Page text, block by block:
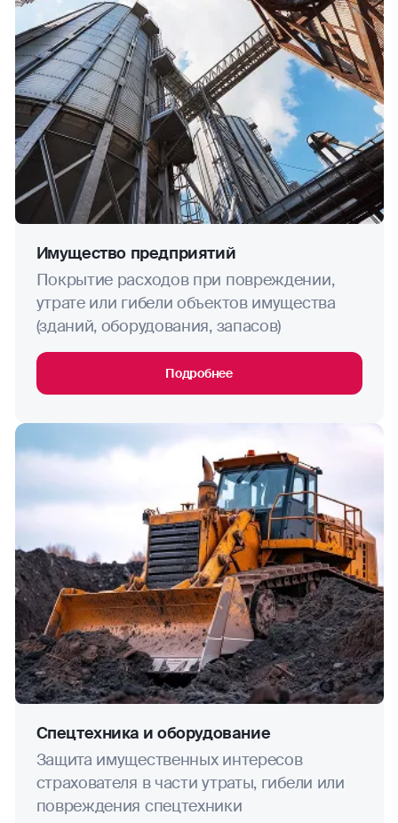
Имущество предприятий
Покрытие расходов при повреждении,
утрате или гибели объектов имущества
(зданий, оборудования, запасов)
Подробнее
Спецтехника и оборудование
Защита имущественных интересов
страхователя в части утраты, гибели или
повреждения спецтехники